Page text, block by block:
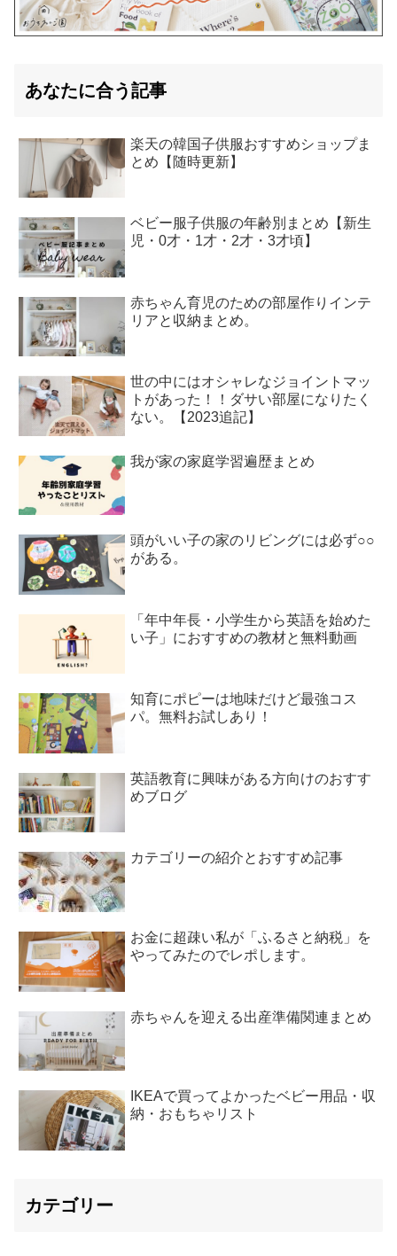
あなたに合う記事
楽天の韓国子供服おすすめショップま
とめ【随時更新】
ベビー服子供服の年齢別まとめ【新生
児・0才・1才・2才・3才頃】
赤ちゃん育児のための部屋作りインテ
リアと収納まとめ。
世の中にはオシャレなジョイントマッ
トがあった！！ダサい部屋になりたく
ない。【2023追記】
我が家の家庭学習遍歴まとめ
頭がいい子の家のリビングには必ず○○
がある。
「年中年長・小学生から英語を始めた
い子」におすすめの教材と無料動画
知育にポピーは地味だけど最強コス
パ。無料お試しあり！
英語教育に興味がある方向けのおすす
めブログ
カテゴリーの紹介とおすすめ記事
お金に超疎い私が「ふるさと納税」を
やってみたのでレポします。
赤ちゃんを迎える出産準備関連まとめ
IKEAで買ってよかったベビー用品・収
納・おもちゃリスト
カテゴリー